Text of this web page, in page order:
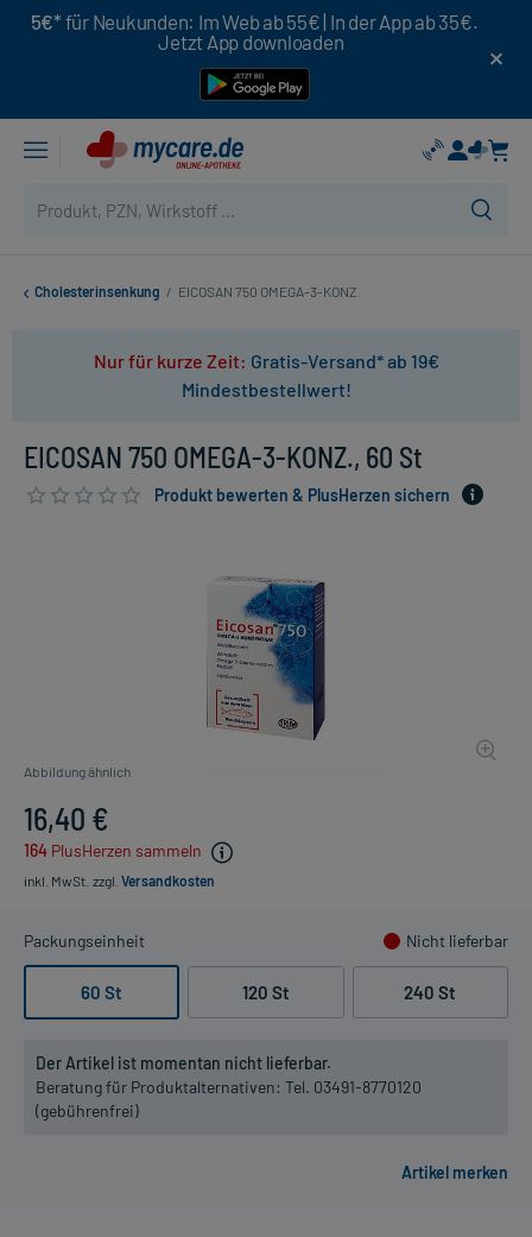
5€* für Neukunden: Im Web ab 55€ | In der App ab 35€.
Jetzt App downloaden
Cholesterinsenkung / EICOSAN 750 OMEGA-3-KONZ.
Nur für kurze Zeit: Gratis-Versand* ab 19€
Mindestbestellwert!
EICOSAN 750 OMEGA-3-KONZ., 60 St
Produkt bewerten & PlusHerzen sichern
Abbildung ähnlich
16,40 €
164 PlusHerzen sammeln
inkl. MwSt. zzgl. Versandkosten
Packungseinheit Nicht lieferbar
60 St 120 St 240 St
Der Artikel ist momentan nicht lieferbar.
Beratung für Produktalternativen: Tel. 03491-8770120
(gebührenfrei)